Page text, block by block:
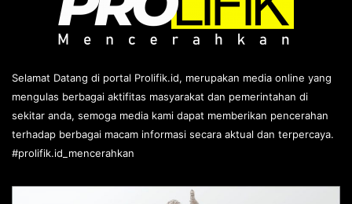
Selamat Datang di portal Prolifik.id, merupakan media online yang
mengulas berbagai aktifitas masyarakat dan pemerintahan di
sekitar anda, semoga media kami dapat memberikan pencerahan
terhadap berbagai macam informasi secara aktual dan terpercaya.
#prolifik.id_mencerahkan